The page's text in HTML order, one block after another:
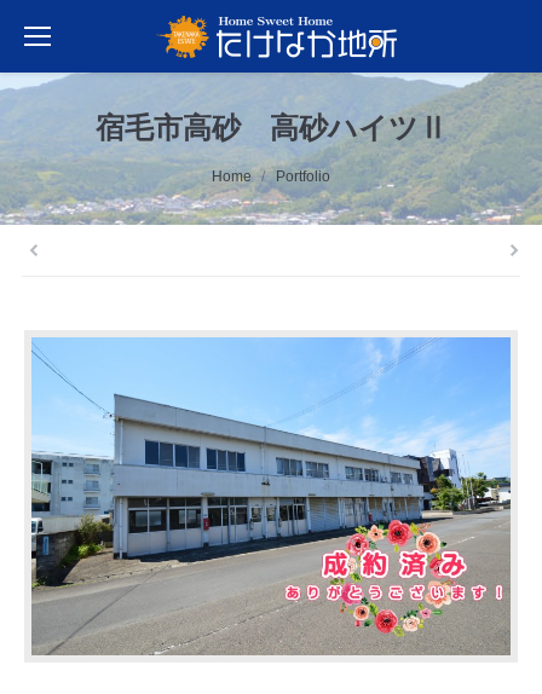
宿毛市高砂 高砂ハイツⅡ
You are here: Home Portfolio